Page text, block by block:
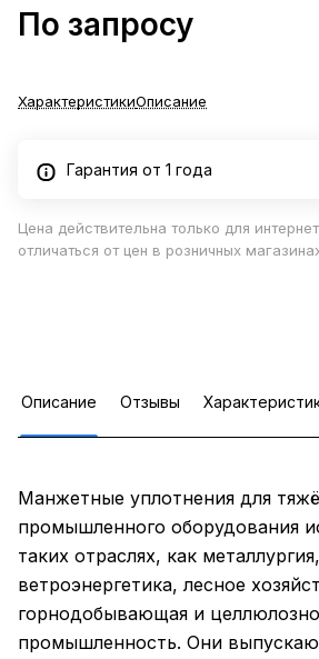
По запросу
ХарактеристикиОписание
Гарантия от 1 года
Цена действительна только для
отличаться от цен в розничных
Описание Отзывы
Манжетные уплотнения для
промышленного оборудования
таких отраслях, как
ветроэнергетика, лесное
горнодобывающая и
промышленность. Они